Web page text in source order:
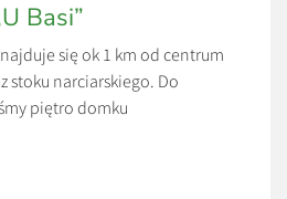
Basi”
się ok 1 km od centrum
stoku narciarskiego. Do
piętro domku
znajdują się dwa pokoje 4-
(w pełni wyposażona), oraz
stworzone głownie z myślą o